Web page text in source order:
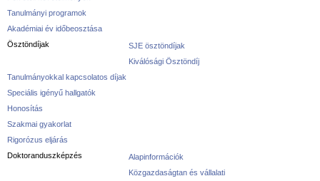
Tanulmányi programok
Akadémiai év időbeosztása
Ösztöndíjak
SJE ösztöndíjak
Kiválósági Ösztöndíj
Tanulmányokkal kapcsolatos díjak
Speciális igényű hallgatók
Honosítás
Szakmai gyakorlat
Rigorózus eljárás
Doktoranduszképzés
Alapinformációk
Közgazdaságtan és vállalati